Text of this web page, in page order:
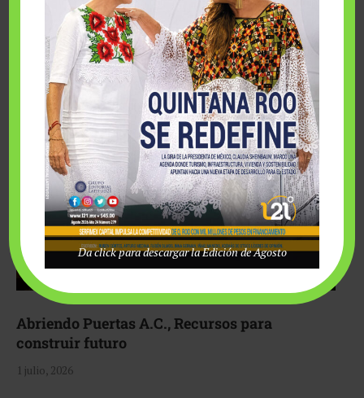
Fairmont Mayakoba y Make-A-Wish México unieron
esfuerzos para hacer realidad el deseo de una …
Abriendo Puertas A.C., Recursos para
construir futuro
1 julio, 2026
Da click para descargar la Edición de Agosto